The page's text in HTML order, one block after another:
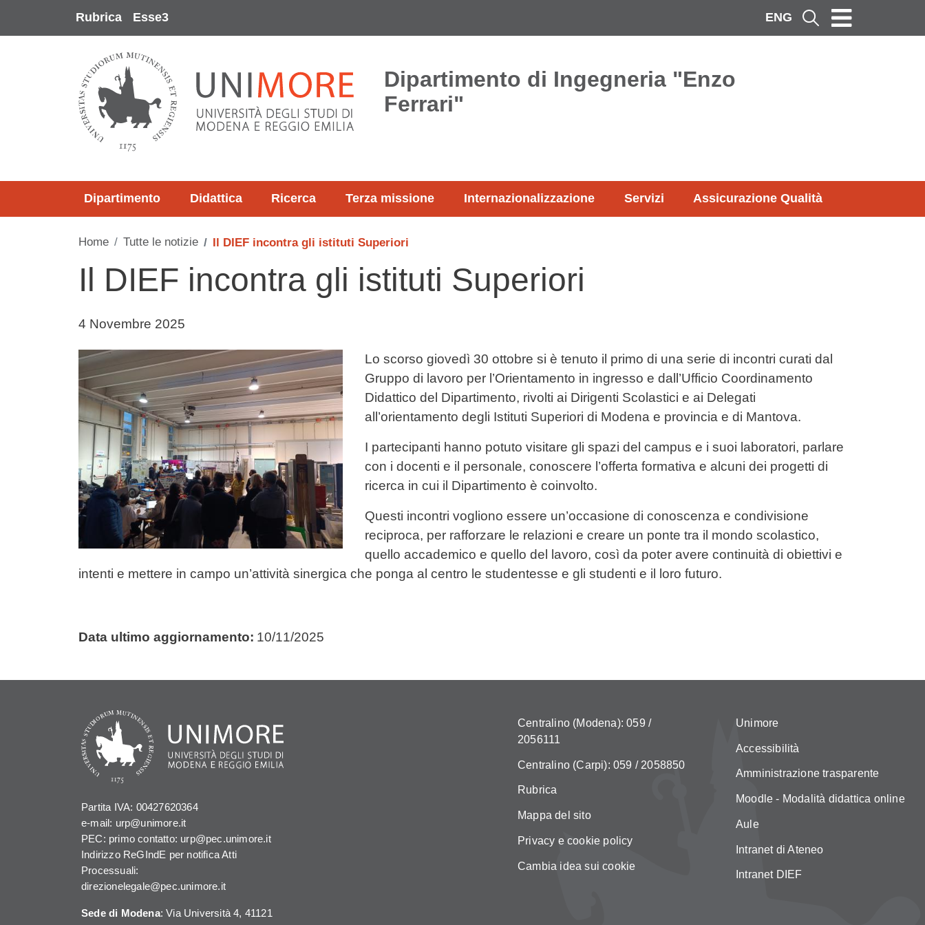
Rubrica Esse3 ENG Cerca
Dipartimento di Ingegneria "Enzo
Ferrari"
Dipartimento Didattica Ricerca Terza missione Internazionalizzazione Servizi Assicurazione Qualità
Home Tutte le notizie Il DIEF incontra gli istituti Superiori
Il DIEF incontra gli istituti Superiori
Data di pubblicazione della notizia
4 Novembre 2025
Immagine notizia
Immagine
Testo notizia
Lo scorso giovedì 30 ottobre si è tenuto il primo di una serie di incontri curati dal
Gruppo di lavoro per l’Orientamento in ingresso e dall’Ufficio Coordinamento
Didattico del Dipartimento, rivolti ai Dirigenti Scolastici e ai Delegati
all’orientamento degli Istituti Superiori di Modena e provincia e di Mantova.
I partecipanti hanno potuto visitare gli spazi del campus e i suoi laboratori, parlare
con i docenti e il personale, conoscere l’offerta formativa e alcuni dei progetti di
ricerca in cui il Dipartimento è coinvolto.
Questi incontri vogliono essere un’occasione di conoscenza e condivisione
reciproca, per rafforzare le relazioni e creare un ponte tra il mondo scolastico,
quello accademico e quello del lavoro, così da poter avere continuità di obiettivi e
intenti e mettere in campo un’attività sinergica che ponga al centro le studentesse e gli studenti e il loro futuro.
Data ultimo aggiornamento: 10/11/2025
Partita IVA: 00427620364
e-mail: urp@unimore.it
PEC: primo contatto: urp@pec.unimore.it
Indirizzo ReGIndE per notifica Atti
Processuali:
direzionelegale@pec.unimore.it
Sede di Modena: Via Università 4, 41121
Centralino (Modena): 059 /
2056111
Centralino (Carpi): 059 / 2058850
Rubrica
Mappa del sito
Privacy e cookie policy
Cambia idea sui cookie
Unimore
Accessibilità
Amministrazione trasparente
Moodle - Modalità didattica online
Aule
Intranet di Ateneo
Intranet DIEF